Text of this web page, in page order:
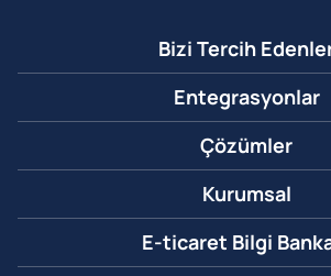
Bizi Tercih
Entegrasyonlar
Çözümler
Kurumsal
E-ticaret Bilgi